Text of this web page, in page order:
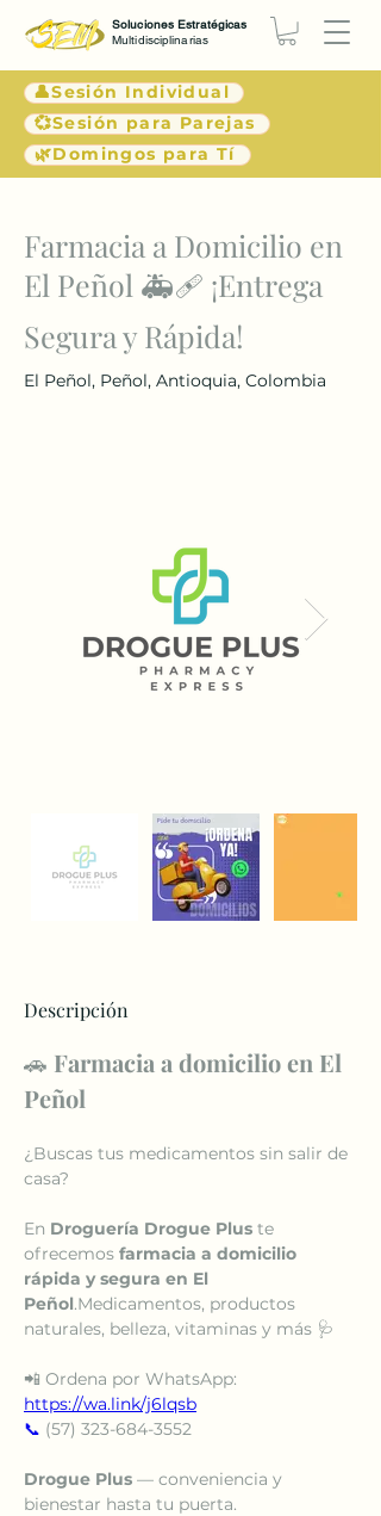
👤Sesión Individual
💞Sesión para Parejas
🌿Domingos para Tí
Soluciones Estratégicas
Multidisciplinarias
< Atrás
Farmacia a Domicilio en
El Peñol 🚑🩹 ¡Entrega
Segura y Rápida!
El Peñol, Peñol, Antioquia, Colombia
Descripción
🚗 Farmacia a domicilio en El
Peñol
¿Buscas tus medicamentos sin salir de
casa?
En Droguería Drogue Plus te
ofrecemos farmacia a domicilio
rápida y segura en El
Peñol.Medicamentos, productos
naturales, belleza, vitaminas y más 🩺
📲 Ordena por WhatsApp:
https://wa.link/j6lqsb
📞 (57) 323-684-3552
Drogue Plus — conveniencia y
bienestar hasta tu puerta.